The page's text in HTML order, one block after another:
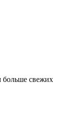
больше свежих